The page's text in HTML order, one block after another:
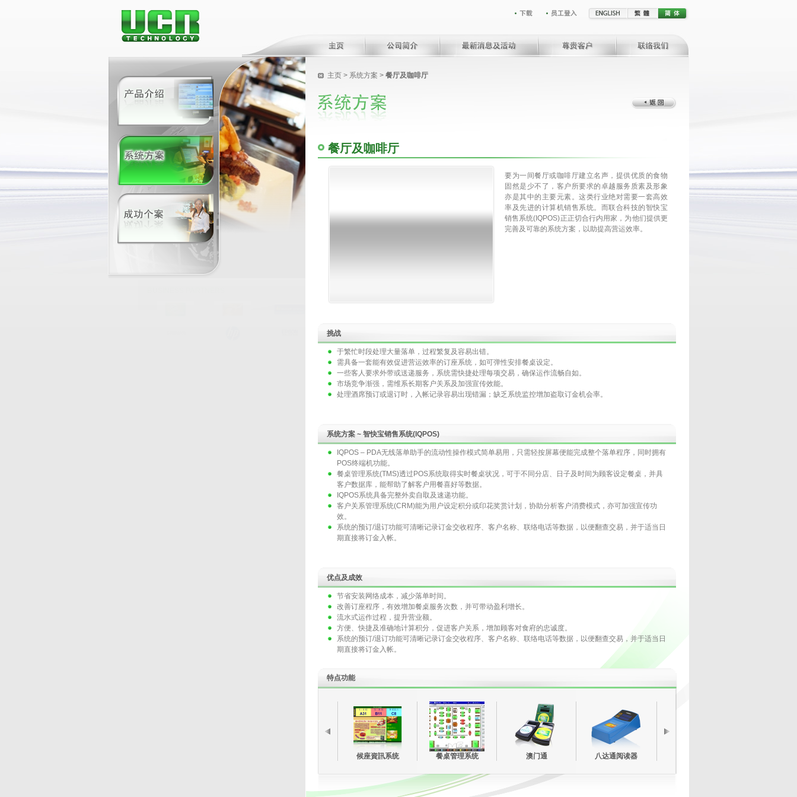
主页 > 系统方案 > 餐厅及咖啡厅
餐厅及咖啡厅
要为一间餐厅或咖啡厅建立名声，提供优质的食物
固然是少不了，客户所要求的卓越服务质素及形象
亦是其中的主要元素。这类行业绝对需要一套高效
率及先进的计算机销售系统。而联合科技的智快宝
销售系统(IQPOS)正正切合行内用家，为他们提供更
完善及可靠的系统方案，以助提高营运效率。
挑战
于繁忙时段处理大量落单，过程繁复及容易出错。
需具备一套能有效促进营运效率的订座系统，如可弹性安排餐桌设定。
一些客人要求外带或送递服务，系统需快捷处理每项交易，确保运作流畅自如。
市场竞争渐强，需维系长期客户关系及加强宣传效能。
处理酒席预订或退订时，入帐记录容易出现错漏；缺乏系统监控增加盗取订金机会率。
系统方案 ~ 智快宝销售系统(IQPOS)
IQPOS – PDA无线落单助手的流动性操作模式简单易用，只需轻按屏幕便能完成整个落单程序，同时拥有
POS终端机功能。
餐桌管理系统(TMS)透过POS系统取得实时餐桌状况，可于不同分店、日子及时间为顾客设定餐桌，并具
客户数据库，能帮助了解客户用餐喜好等数据。
IQPOS系统具备完整外卖自取及速递功能。
客户关系管理系统(CRM)能为用户设定积分或印花奖赏计划，协助分析客户消费模式，亦可加强宣传功
效。
系统的预订/退订功能可清晰记录订金交收程序、客户名称、联络电话等数据，以便翻查交易，并于适当日
期直接将订金入帐。
优点及成效
节省安装网络成本，减少落单时间。
改善订座程序，有效增加餐桌服务次数，并可带动盈利增长。
流水式运作过程，提升营业额。
方便、快捷及准确地计算积分，促进客户关系，增加顾客对食府的忠诚度。
系统的预订/退订功能可清晰记录订金交收程序、客户名称、联络电话等数据，以便翻查交易，并于适当日
期直接将订金入帐。
特点功能
候座資訊系统 餐桌管理系统 澳门通 八达通阅读器